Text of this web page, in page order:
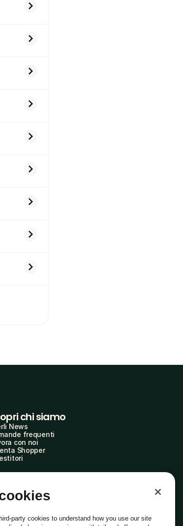
chi siamo
News
frequenti
con noi
Shopper
party cookies to understand how you use our site